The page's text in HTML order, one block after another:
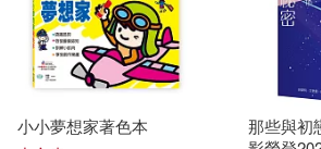
邱言龍 雷振國 聶正斌 編著 王兵 審
陳小慰 主編(2)
中國紡織出版社(2)
凱信出版(2) 原點(2)
小小夢想家著色本
那些與初